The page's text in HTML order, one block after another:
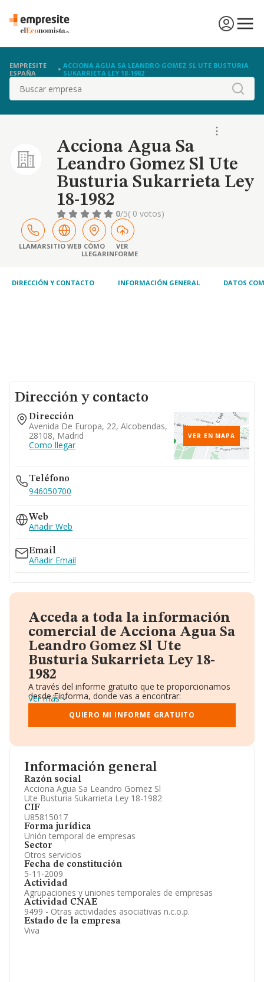
EMPRESITE
ESPAÑA
ACCIONA AGUA SA LEANDRO GOMEZ SL UTE BUSTURIA
SUKARRIETA LEY 18-1982
Buscar
Acciona Agua Sa
Leandro Gomez Sl Ute
Busturia Sukarrieta Ley
18-1982
0/5( 0 votos)
LLAMARSITIO WEB CÓMO
LLEGAR
VER
INFORME
DIRECCIÓN Y CONTACTO INFORMACIÓN GENERAL DATOS
Información general
Razón social
Acciona Agua Sa Leandro Gomez Sl
Ute Busturia Sukarrieta Ley 18-1982
CIF
U85815017
Forma jurídica
Unión temporal de empresas
Sector
Otros servicios
Fecha de constitución
5-11-2009
Actividad
Agrupaciones y uniones temporales de empresas
Actividad CNAE
9499 - Otras actividades asociativas n.c.o.p.
Estado de la empresa
Viva
Dirección y contacto
Dirección
Avenida De Europa, 22, Alcobendas,
28108, Madrid
Como llegar
VER EN MAPA
Teléfono
946050700
Web
Añadir Web
Email
Añadir Email
Acceda a toda la información
comercial de Acciona Agua Sa
Leandro Gomez Sl Ute
Busturia Sukarrieta Ley 18-
1982
A través del informe gratuito que te proporcionamos
desde Einforma, donde vas a encontrar:
Datos identificativos: Denominación, CIF,
Teléfono, Domicilio.
Informe Mercantil Completo (BORME).
Accionistas.
Participaciones y Vinculaciones en otras empresas.
Artículos de prensa publicados sobre la empresa.
Información oficial y registral complementaria.
Ver más
QUIERO MI INFORME GRATUITO